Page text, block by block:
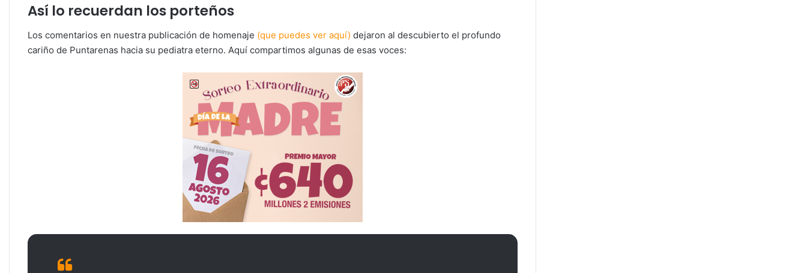
Así lo recuerdan los porteños
Los comentarios en nuestra publicación de homenaje (que puedes ver aquí) dejaron al descubierto el profundo
cariño de Puntarenas hacia su pediatra eterno. Aquí compartimos algunas de esas voces: